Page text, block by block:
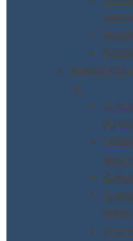
Servizi
▼
MMC